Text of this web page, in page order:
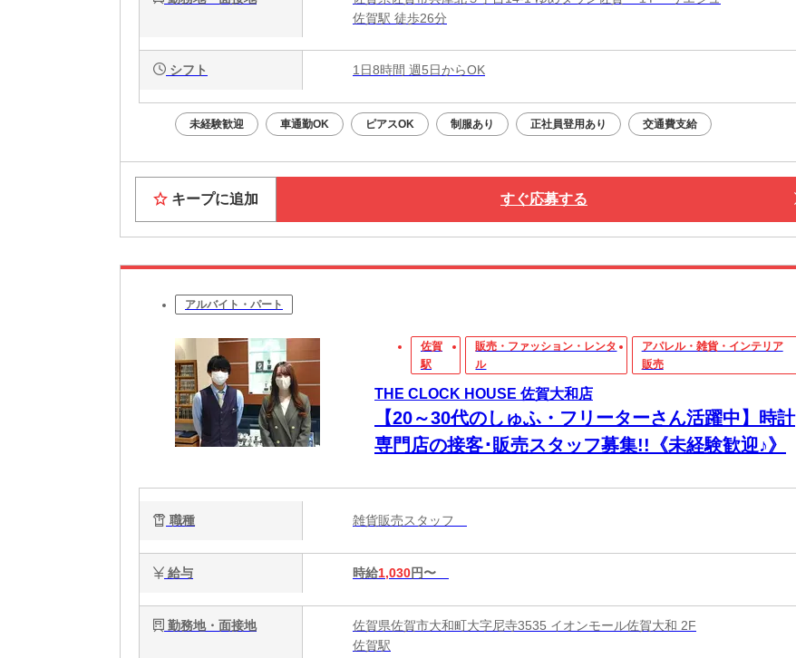
佐賀駅 徒歩26分
シフト 1日8時間 週5日からOK
未経験歓迎 車通勤OK ピアスOK 制服あり 正社員登用あり 交通費支給
キープに追加 すぐ応募する
アルバイト・パート
佐賀
駅
販売・ファッション・レンタ
ル
アパレル・雑貨・インテリア
販売
THE CLOCK HOUSE 佐賀大和店
【20～30代のしゅふ・フリーターさん活躍中】時計
専門店の接客･販売スタッフ募集!!《未経験歓迎♪》
職種 雑貨販売スタッフ
給与 時給1,030円〜
勤務地・面接地
佐賀県佐賀市大和町大字尼寺3535 イオンモール佐賀大和 2F
佐賀駅